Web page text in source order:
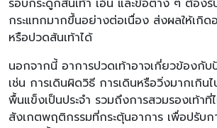
รอบกระดูกส้นเท้า เอ็น และข้อต่าง ๆ ต้องรั
กระแทกมากขึ้นอย่างต่อเนื่อง ส่งผลให้เกิด
หรือปวดส้นเท้าได้
นอกจากนี้ อาการปวดเท้าอาจเกี่ยวข้องกั
เช่น การเดินผิดวิธี การเดินหรือวิ่งมากเกินไ
พื้นแข็งเป็นประจำ รวมถึงการสวมรองเท้าที่
สังเกตพฤติกรรมที่กระตุ้นอาการ เพื่อปรับกา